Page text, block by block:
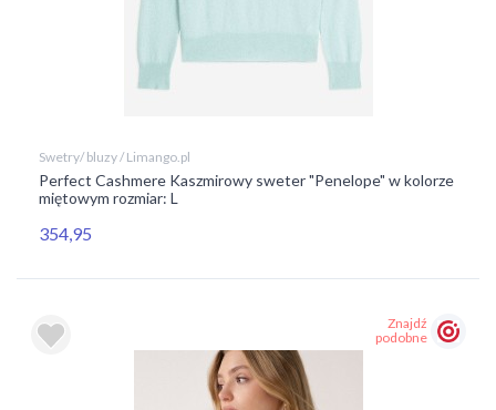
Swetry/ bluzy / Limango.pl
Perfect Cashmere Kaszmirowy sweter "Penelope" w kolorze
miętowym rozmiar: L
354,95
Znajdź
podobne